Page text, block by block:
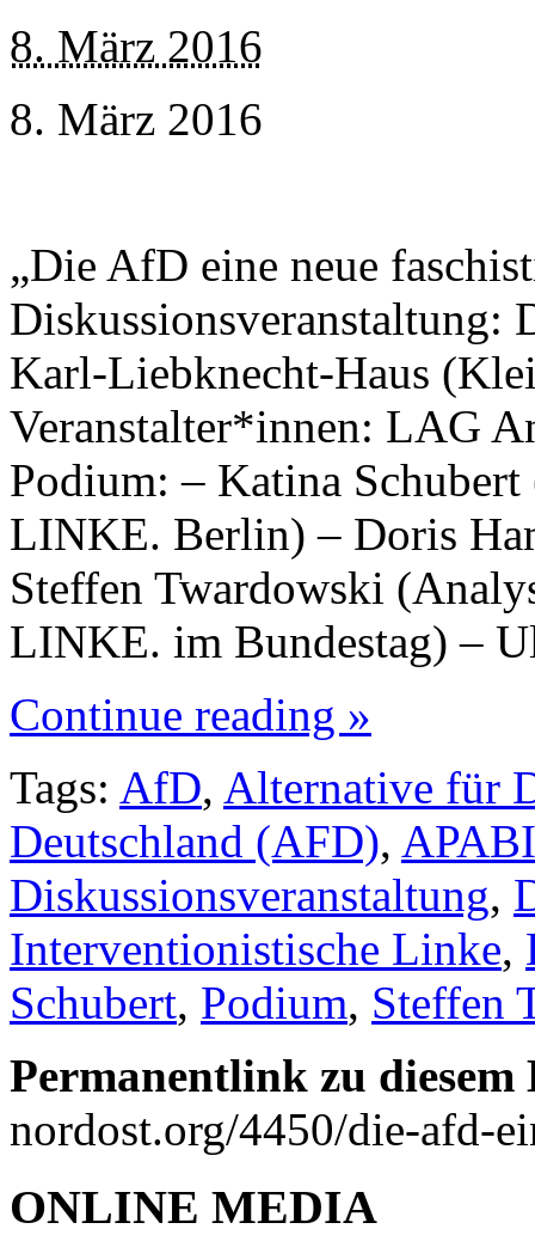
8. März 2016
8. März 2016
„Die AfD eine neue
Diskussionsveranstaltung:
Karl-Liebknecht-Haus
Veranstalter*innen: LAG
Podium: – Katina
LINKE. Berlin) – Doris
Steffen Twardowski
LINKE. im Bundestag) –
Continue reading »
Tags: AfD, Alternative für
Deutschland (AFD),
Diskussionsveranstaltung,
Interventionistische Linke,
Schubert, Podium, Steffen
Permanentlink zu
nordost.org/4450/die-afd-
ONLINE MEDIA